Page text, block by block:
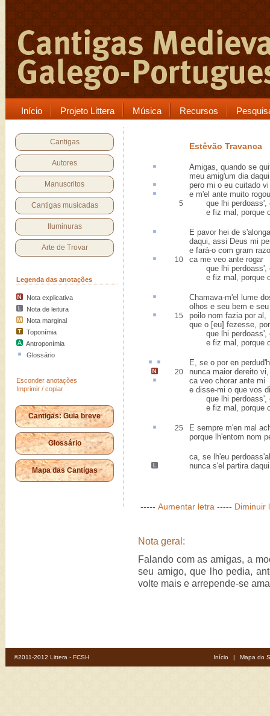
Início Projeto Littera Música Recursos
Cantigas
Autores
Manuscritos
Cantigas musicadas
Iluminuras
Arte de Trovar
Legenda das anotações
Nota explicativa
Nota de leitura
Nota marginal
Toponímia
Antroponímia
Glossário
Esconder anotações
Imprimir / copiar
Cantigas: Guia breve
Glossário
Mapa das Cantigas
Estêvão Travanca
Amigas, quando se
meu amig'um dia
pero mi o eu cuitado vi
e m'el ante muito rogou
5
que lhi perdoass',
e fiz mal, porque o
E pavor hei de
daqui, assi Deus mi
e fará-o com gram
10 ca me veo ante rogar
que lhi perdoass',
e fiz mal, porque o
Chamava-m'el lume
olhos e seu bem e
15 poilo nom fazia por al ,
que o [eu] fezesse,
que lhi perdoass',
e fiz mal, porque o
E, se o por en perdud
20 nunca maior dereito vi,
caveo chorar ante mi
e disse-mi o que vos
que lhi perdoass',
e fiz mal, porque o
25 E sempre m'en mal
porque lh'entom nom
ca, se lh'eu
nunca s'el partira daqui
----- Aumentar letra ----- Diminuir
Nota geral:
Falando com as amigas, a
seu amigo, que lho pedia,
volte mais e arrepende-se
©2011-2012 Littera - FCSH Início | Mapa do